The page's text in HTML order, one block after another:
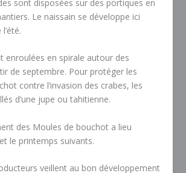
sont disposées sur des portiques en
Le naissain se développe ici
enroulées en spirale autour des
de septembre. Pour protéger les
contre l’invasion des crabes, les
d’une jupe ou tahitienne.
des Moules de bouchot a lieu
le printemps suivants.
veillent au bon développement